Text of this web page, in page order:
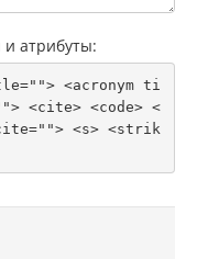
и атрибуты:
<acronym ti
<cite> <code> <
<s> <strik